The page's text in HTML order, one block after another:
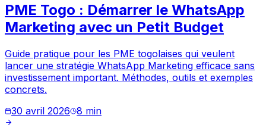
PME Togo : Démarrer le WhatsApp
Marketing avec un Petit Budget
Guide pratique pour les PME togolaises qui veulent
lancer une stratégie WhatsApp Marketing efficace sans
investissement important. Méthodes, outils et exemples
concrets.
30 avril 2026 8 min